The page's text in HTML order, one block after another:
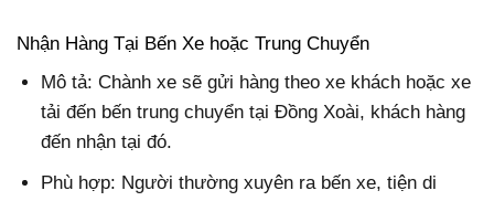
Nhận Hàng Tại Bến Xe hoặc Trung Chuyển
Mô tả: Chành xe sẽ gửi hàng theo xe khách hoặc xe
tải đến bến trung chuyển tại Đồng Xoài, khách hàng
đến nhận tại đó.
Phù hợp: Người thường xuyên ra bến xe, tiện di